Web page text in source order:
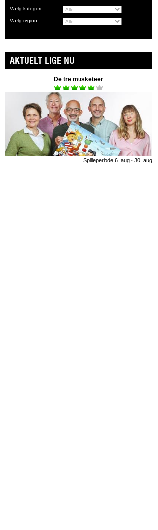
Vælg kategori:
Vælg region:
AKTUELT LIGE NU
De tre musketeer
Spilleperiode 6. aug - 30. aug